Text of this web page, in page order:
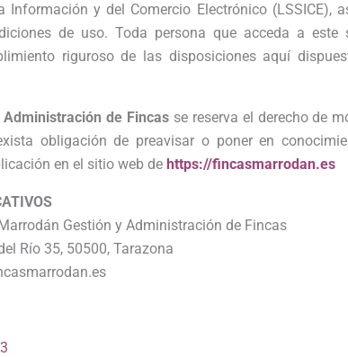
Información y del Comercio Electrónico
de uso. Toda persona que acceda a
riguroso de las disposiciones aquí
de Fincasse reserva el derecho de
obligación de preavisar o poner en
en el sitio web de https://fincasmarrodan.es
Gestión y Administración de Fincas
Río 35, 50500, Tarazona